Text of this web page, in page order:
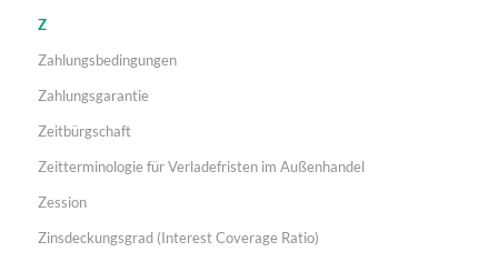
Z
Zahlungsbedingungen
Zahlungsgarantie
Zeitbürgschaft
Zeitterminologie für Verladefristen im Außenhandel
Zession
Zinsdeckungsgrad (Interest Coverage Ratio)